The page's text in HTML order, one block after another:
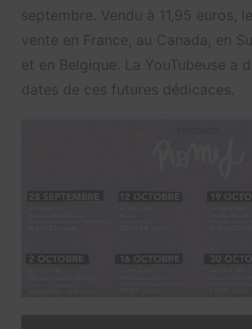
septembre. Vendu à 11,95 euros,
vente en France, au Canada, en
et en Belgique. La YouTubeuse a
dates de ces futures dédicaces.